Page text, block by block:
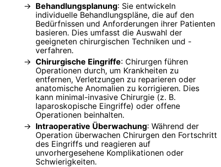
Behandlungsplanung: Sie entwickeln
individuelle Behandlungspläne, die auf den
Bedürfnissen und Anforderungen ihrer Patienten
basieren. Dies umfasst die Auswahl der
geeigneten chirurgischen Techniken und -
verfahren.
Chirurgische Eingriffe: Chirurgen führen
Operationen durch, um Krankheiten zu
entfernen, Verletzungen zu reparieren oder
anatomische Anomalien zu korrigieren. Dies
kann minimal-invasive Chirurgie (z. B.
laparoskopische Eingriffe) oder offene
Operationen beinhalten.
Intraoperative Überwachung: Während der
Operation überwachen Chirurgen den Fortschritt
des Eingriffs und reagieren auf
unvorhergesehene Komplikationen oder
Schwierigkeiten.